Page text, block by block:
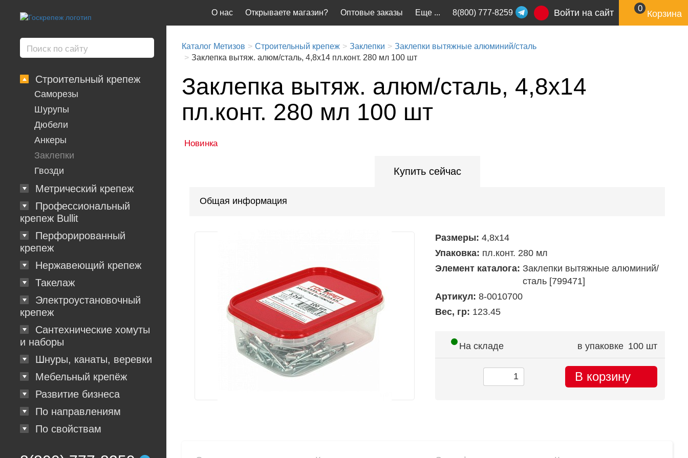
Строительный крепеж
Саморезы
Шурупы
Дюбели
Анкеры
Заклепки
Гвозди
Метрический крепеж
Профессиональный
крепеж Bullit
Перфорированный
крепеж
Нержавеющий крепеж
Такелаж
Электроустановочный
крепеж
Сантехнические хомуты
и наборы
Шнуры, канаты, веревки
Мебельный крепёж
Развитие бизнеса
По направлениям
По свойствам
Еще ...
О нас Открываете магазин? Оптовые заказы 8(800) 777-8259 Войти на сайт 0
Корзина
Каталог Метизов Строительный крепеж Заклепки
Заклепки вытяжные алюминий/сталь
Заклепка вытяж. алюм/сталь, 4,8х14 пл.конт. 280 мл 100 шт
Заклепка вытяж. алюм/сталь, 4,8х14
пл.конт. 280 мл 100 шт
Новинка
Купить сейчас
Общая информация
Размеры: 4,8х14
Упаковка: пл.конт. 280 мл
Элемент каталога: Заклепки вытяжные алюминий/
сталь [799471]
Артикул: 8-0010700
Вес, гр: 123.45
На складе в упаковке 100 шт
В корзину